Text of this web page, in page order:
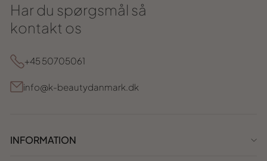
Har du spørgsmål så
kontakt os
+45 50705061
info@k-beautydanmark.dk
INFORMATION